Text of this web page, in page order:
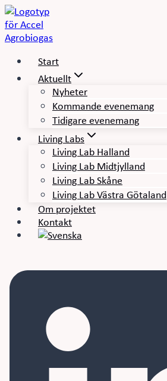
Skip
to
content
Start
Aktuellt
Nyheter
Kommande evenemang
Tidigare evenemang
Living Labs
Living Lab Halland
Living Lab Midtjylland
Living Lab Skåne
Living Lab Västra Götaland
Om projektet
Kontakt